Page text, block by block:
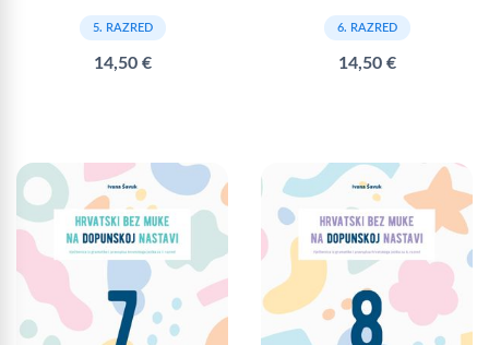
5. RAZRED
14,50 €
6. RAZRED
14,50 €